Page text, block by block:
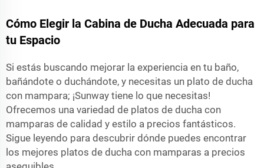
Cómo Elegir la Cabina de Ducha Adecuada para
tu Espacio
Si estás buscando mejorar la experiencia en tu baño,
bañándote o duchándote, y necesitas un plato de ducha
con mampara; ¡Sunway tiene lo que necesitas!
Ofrecemos una variedad de platos de ducha con
mamparas de calidad y estilo a precios fantásticos.
Sigue leyendo para descubrir dónde puedes encontrar
los mejores platos de ducha con mamparas a precios